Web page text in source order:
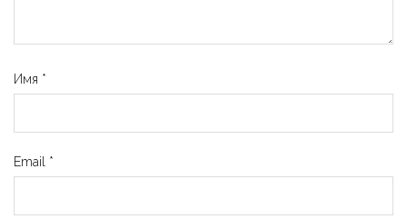
Имя *
Email *